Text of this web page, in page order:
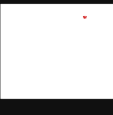
*